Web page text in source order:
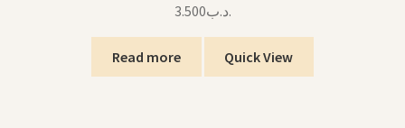
.د.ب3.500
Read more Quick View